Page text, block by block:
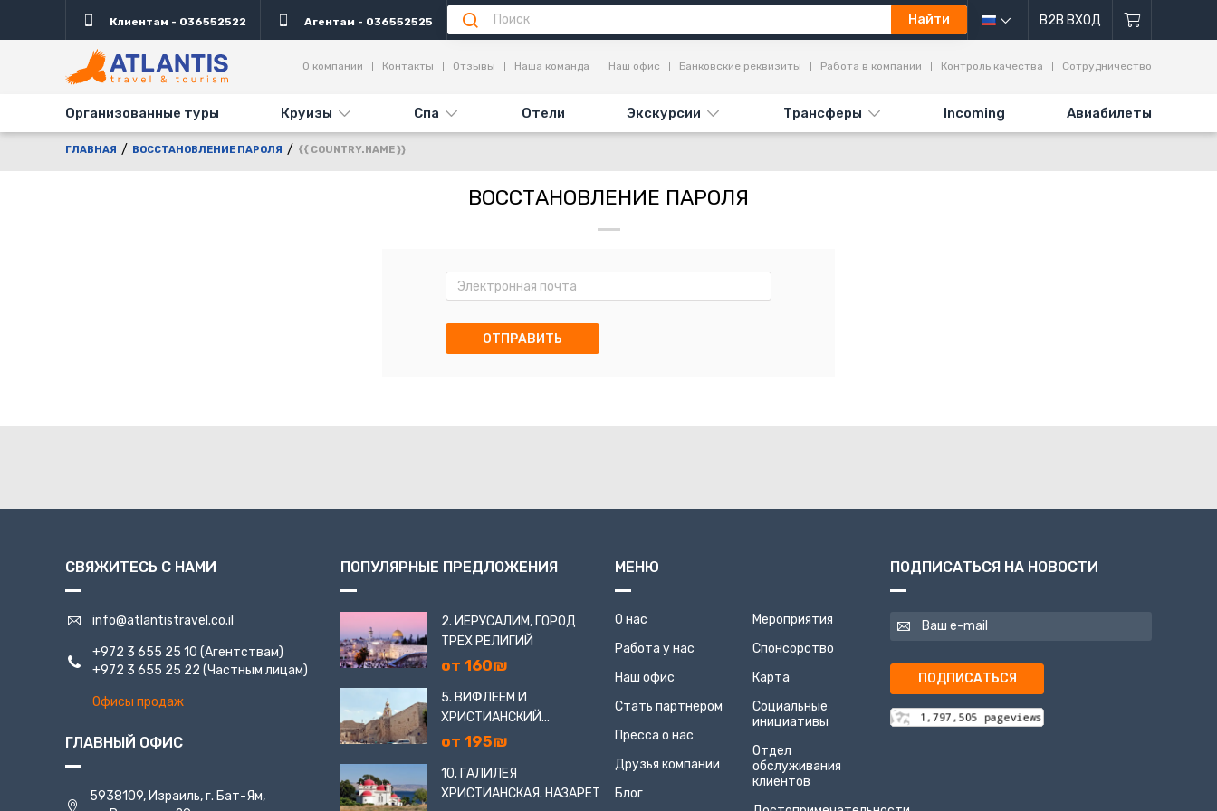
Клиентам - 036552522 Агентам - 036552525 Найти B2B ВХОД
Организованные туры Круизы Спа Отели Экскурсии Трансферы Incoming Авиабилеты
О компании Контакты Отзывы Наша команда Наш офис Банковские реквизиты Работа в компании Контроль качества Сотрудничество
ГЛАВНАЯ ВОССТАНОВЛЕНИЕ ПАРОЛЯ {{ COUNTRY.NAME }}
ВОССТАНОВЛЕНИЕ ПАРОЛЯ
ОТПРАВИТЬ
СВЯЖИТЕСЬ С НАМИ
info@atlantistravel.co.il
+972 3 655 25 10 (Агентствам)
+972 3 655 25 22 (Частным лицам)
Офисы продаж
ГЛАВНЫЙ ОФИС
5938109, Израиль, г. Бат-Ям,
ПОПУЛЯРНЫЕ ПРЕДЛОЖЕНИЯ
2. ИЕРУСАЛИМ, ГОРОД
ТРЁХ РЕЛИГИЙ
от 160₪
5. ВИФЛЕЕМ И
ХРИСТИАНСКИЙ
ИЕРУСАЛИМ
от 195₪
10. ГАЛИЛЕЯ
ХРИСТИАНСКАЯ. НАЗАРЕТ
МЕНЮ
О нас
Работа у нас
Наш офис
Стать партнером
Пресса о нас
Друзья компании
Блог
Мероприятия
Спонсорство
Карта
Социальные
инициативы
Отдел
обслуживания
клиентов
ПОДПИСАТЬСЯ НА НОВОСТИ
ПОДПИСАТЬСЯ